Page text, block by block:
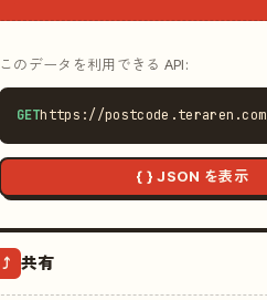
このデータを利用できる API:
GEThttps://
{ } JSON を表示
⤴ 共有